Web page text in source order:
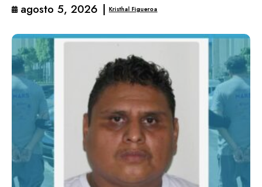
agosto 5, 2026 | Kristhal Figueroa